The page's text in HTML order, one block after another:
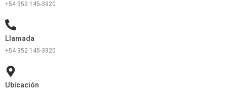
+54 352 145-3920
Llamada
+54 352 145-3920
Ubicación